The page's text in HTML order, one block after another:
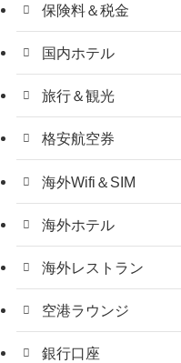
保険料＆税金
国内ホテル
旅行＆観光
格安航空券
海外Wifi＆SIM
海外ホテル
海外レストラン
空港ラウンジ
銀行口座